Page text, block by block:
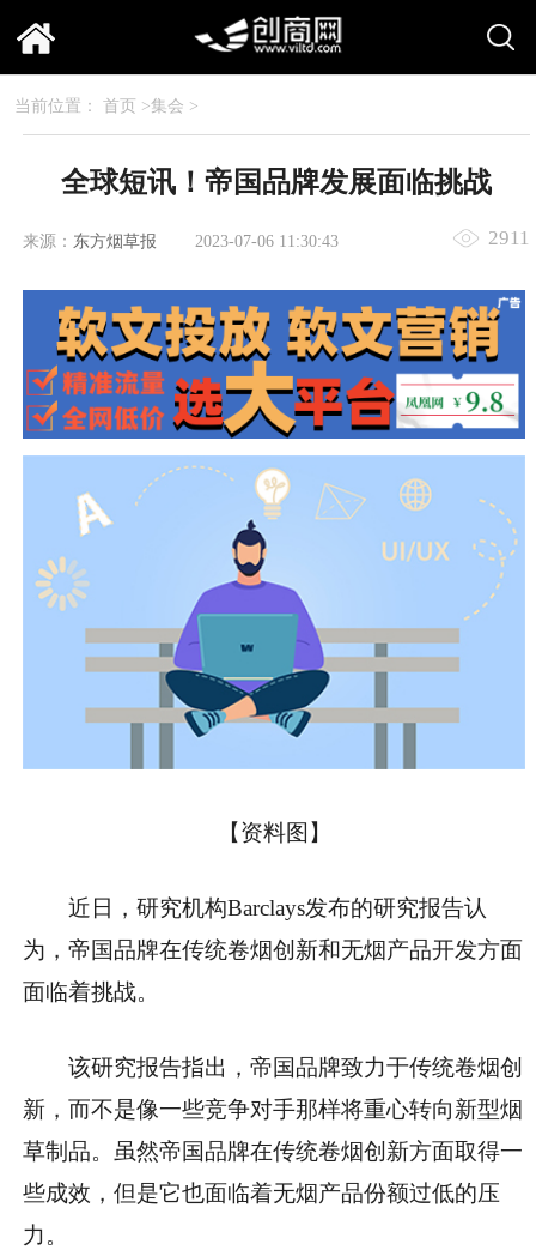
当前位置： 首页 >集会 >
全球短讯！帝国品牌发展面临挑战
来源： 东方烟草报 2023-07-06 11:30:43 2911
【资料图】
近日，研究机构Barclays发布的研究报告认
为，帝国品牌在传统卷烟创新和无烟产品开发方面
面临着挑战。
该研究报告指出，帝国品牌致力于传统卷烟创
新，而不是像一些竞争对手那样将重心转向新型烟
草制品。虽然帝国品牌在传统卷烟创新方面取得一
些成效，但是它也面临着无烟产品份额过低的压
力。